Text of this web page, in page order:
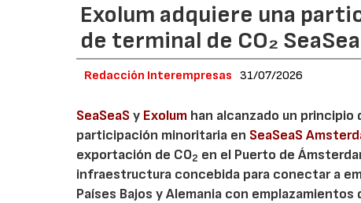
Exolum adquiere una
de terminal de CO₂
Redacción Interempresas 31/07/2026
SeaSeaSy Exolum han alcanzado un principio
participación minoritaria en SeaSeaS
exportación de CO2 en el Puerto de
infraestructura concebida para conectar a
Países Bajos y Alemania con